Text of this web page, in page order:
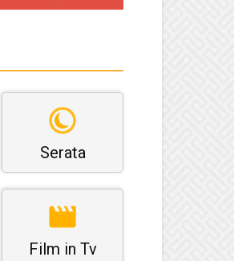
Serata
Film in Tv